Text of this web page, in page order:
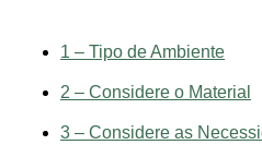
1 – Tipo de Ambiente
2 – Considere o Material
3 – Considere as